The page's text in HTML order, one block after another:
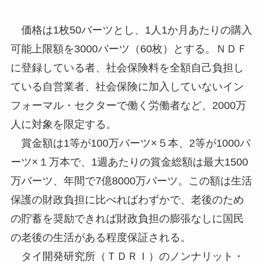
価格は1枚50バーツとし、1人1か月あたりの購入
可能上限額を3000バーツ（60枚）とする。ＮＤＦ
に登録している者、社会保険料を全額自己負担し
ている自営業者、社会保険に加入していないイン
フォーマル・セクターで働く労働者など、2000万
人に対象を限定する。
賞金額は1等が100万バーツ×５本、2等が1000バ
ーツ×１万本で、1週あたりの賞金総額は最大1500
万バーツ、年間で7億8000万バーツ。この額は生活
保護の財政負担に比べればわずかで、老後のため
の貯蓄を奨励できれば財政負担の膨張なしに国民
の老後の生活がある程度保証される。
タイ開発研究所（ＴＤＲＩ）のノンナリット・